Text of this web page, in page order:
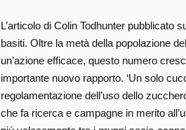
L’articolo di Colin Todhunter pubblicato
basiti. Oltre la metà della popolazione
un’azione efficace, questo numero
importante nuovo rapporto. ‘Un solo
regolamentazione dell’uso dello
che fa ricerca e campagne in merito